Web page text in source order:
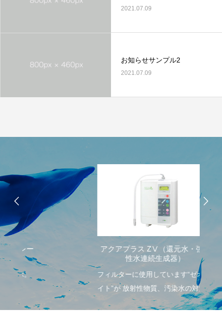
2021.07.09
お知らせサンプル2
2021.07.09
アクアプラス ZⅤ（還元水・強酸
性水連続生成器）
フィルターに使用しています“ゼオラ
イト”が 放射性物質、汚染水の対策に